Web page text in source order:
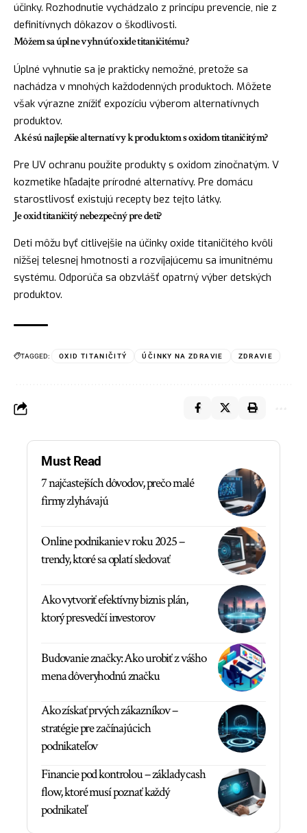
účinky. Rozhodnutie vychádzalo z princípu prevencie, nie z
definitívnych dôkazov o škodlivosti.
Môžem sa úplne vyhnúť oxide titaničitému?
Úplné vyhnutie sa je prakticky nemožné, pretože sa
nachádza v mnohých každodenných produktoch. Môžete
však výrazne znížiť expozíciu výberom alternatívnych
produktov.
Aké sú najlepšie alternatívy k produktom s oxidom titaničitým?
Pre UV ochranu použite produkty s oxidom zinočnatým. V
kozmetike hľadajte prírodné alternatívy. Pre domácu
starostlivosť existujú recepty bez tejto látky.
Je oxid titaničitý nebezpečný pre deti?
Deti môžu byť citlivejšie na účinky oxide titaničitého kvôli
nižšej telesnej hmotnosti a rozvíjajúcemu sa imunitnému
systému. Odporúča sa obzvlášť opatrný výber detských
produktov.
TAGGED: OXID TITANIČITÝ ÚČINKY NA ZDRAVIE ZDRAVIE
Must Read
7 najčastejších dôvodov, prečo malé
firmy zlyhávajú
Online podnikanie v roku 2025 –
trendy, ktoré sa oplatí sledovať
Ako vytvoriť efektívny biznis plán,
ktorý presvedčí investorov
Budovanie značky: Ako urobiť z vášho
mena dôveryhodnú značku
Ako získať prvých zákazníkov –
stratégie pre začínajúcich
podnikateľov
Financie pod kontrolou – základy cash
flow, ktoré musí poznať každý
podnikateľ